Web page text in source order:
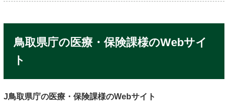
鳥取県庁の医療・保険課様のWebサイ
ト
J鳥取県庁の医療・保険課様のWebサイト